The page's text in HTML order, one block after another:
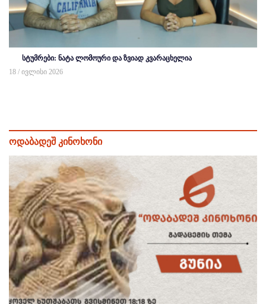
სტუმრები: ნატა ლომოური და ზვიად კვარაცხელია
18 / ივლისი 2026
ოდაბადეშ კინოხონი